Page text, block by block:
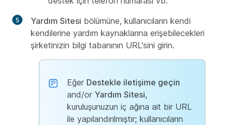
Yardım Sitesi bölümüne, kullanıcıların kendi
kendilerine yardım kaynaklarına erişebilecekleri
şirketinizin bilgi tabanının URL'sini girin.
Eğer Destekle iletişime geçin
and/or Yardım Sitesi,
kuruluşunuzun iç ağına ait bir URL
ile yapılandırılmıştır; kullanıcıların